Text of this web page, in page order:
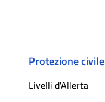
Protezione civile
Livelli d'Allerta